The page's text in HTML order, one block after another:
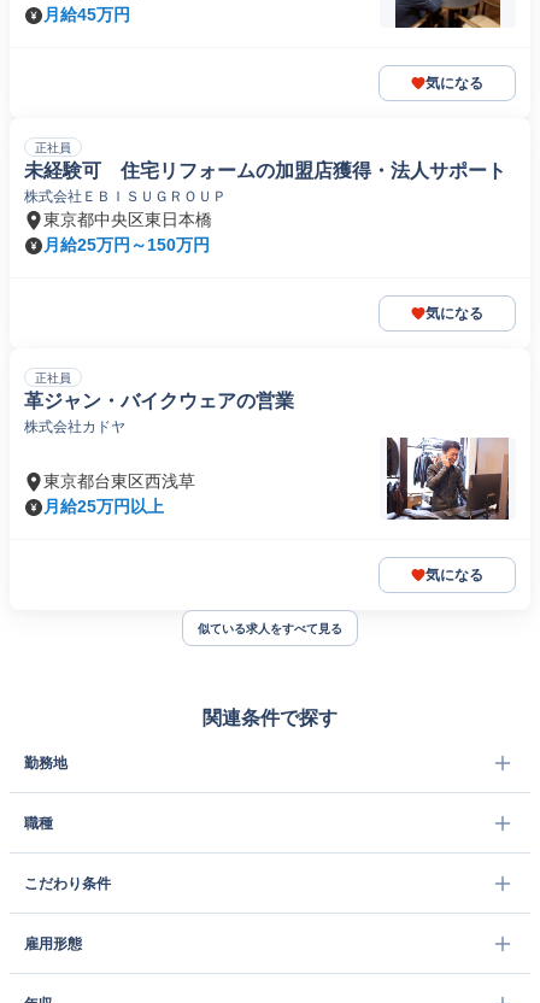
月給45万円
気になる
正社員
未経験可 住宅リフォームの加盟店獲得・法人サポート
株式会社ＥＢＩＳＵＧＲＯＵＰ
東京都中央区東日本橋
月給25万円～150万円
気になる
正社員
革ジャン・バイクウェアの営業
株式会社カドヤ
東京都台東区西浅草
月給25万円以上
気になる
似ている求人をすべて見る
関連条件で探す
勤務地
職種
こだわり条件
雇用形態